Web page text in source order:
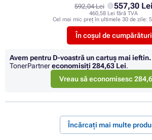
592,04 Lei 557,30 Lei
460,58 Lei fără TVA
Cel mai mic preț în ultimele 30 de zile:
În coșul de cumpărături
Avem pentru D-voastră un cartuș mai ieftin.
TonerPartnereconomisiţi 284,63 Lei.
Vreau să economisesc
Încărcați mai multe